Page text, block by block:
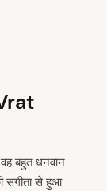
बहुत धनवान
संगीता से हुआ